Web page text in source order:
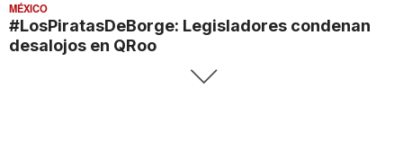
MÉXICO
#LosPiratasDeBorge: Legisladores condenan
desalojos en QRoo